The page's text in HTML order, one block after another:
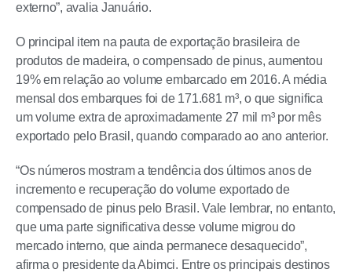
externo”, avalia Januário.
O principal item na pauta de exportação brasileira de
produtos de madeira, o compensado de pinus, aumentou
19% em relação ao volume embarcado em 2016. A média
mensal dos embarques foi de 171.681 m³, o que significa
um volume extra de aproximadamente 27 mil m³ por mês
exportado pelo Brasil, quando comparado ao ano anterior.
“Os números mostram a tendência dos últimos anos de
incremento e recuperação do volume exportado de
compensado de pinus pelo Brasil. Vale lembrar, no entanto,
que uma parte significativa desse volume migrou do
mercado interno, que ainda permanece desaquecido”,
afirma o presidente da Abimci. Entre os principais destinos